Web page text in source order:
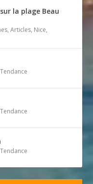
la plage Beau
,Articles, Nice,